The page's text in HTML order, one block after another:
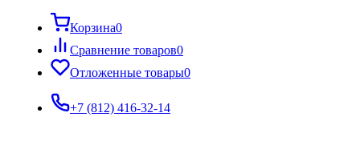
Корзина0
Сравнение товаров0
Отложенные товары0
+7 (812) 416-32-14